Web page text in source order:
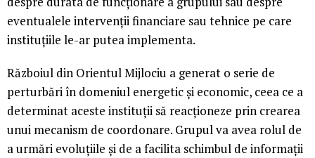
eventualele intervenții financiare sau tehnice pe care
instituțiile le-ar putea implementa.
Războiul din Orientul Mijlociu a generat o serie de
perturbări în domeniul energetic și economic, ceea ce a
determinat aceste instituții să reacționeze prin crearea
unui mecanism de coordonare. Grupul va avea rolul de
a urmări evoluțiile și de a facilita schimbul de informații